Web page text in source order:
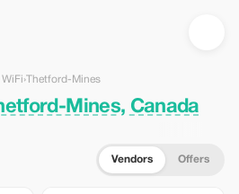
Canada — Tourist
WiFi›Thetford-Mines
Mines, Canada
Vendors Offers